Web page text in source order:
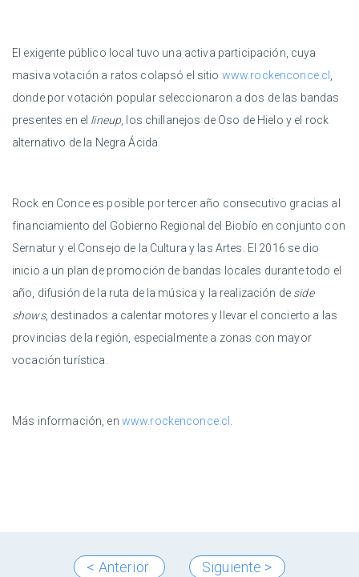
El exigente público local tuvo una activa participación, cuya
masiva votación a ratos colapsó el sitio www.rockenconce.cl
donde por votación popular seleccionaron a dos de las bandas
presentes en el lineup , los chillanejos de Oso de Hielo y el rock
alternativo de la Negra Ácida.
Rock en Conce es posible por tercer año consecutivo gracias al
financiamiento del Gobierno Regional del Biobío en conjunto con
Sernatur y el Consejo de la Cultura y las Artes. El 2016 se dio
inicio a un plan de promoción de bandas locales durante todo el
año, difusión de la ruta de la música y la realización de side
shows, destinados a calentar motores y llevar el concierto a las
provincias de la región, especialmente a zonas con mayor
vocación turística.
Más información, en www.rockenconce.cl
< Anterior Siguiente >